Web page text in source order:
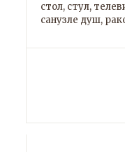
стол, стул,
санузле душ,